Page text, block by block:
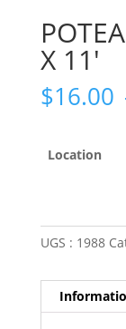
X 11′
$16.00
Location
UGS : 1988